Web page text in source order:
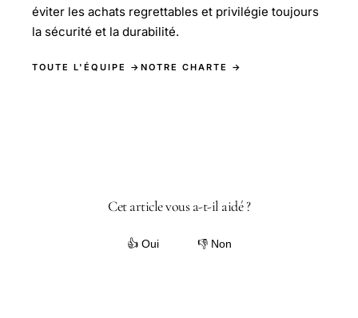
éviter les achats regrettables et privilégie toujours
la sécurité et la durabilité.
TOUTE L'ÉQUIPE → NOTRE CHARTE →
Cet article vous a-t-il aidé ?
👍 Oui 👎 Non